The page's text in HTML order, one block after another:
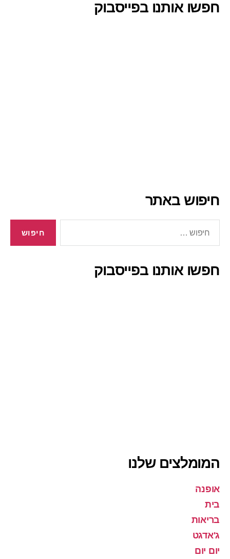
חפשו אותנו בפייסבוק
חיפוש באתר
חפשו אותנו בפייסבוק
המומלצים שלנו
אופנה
בית
בריאות
ג'אדגט
יום יום